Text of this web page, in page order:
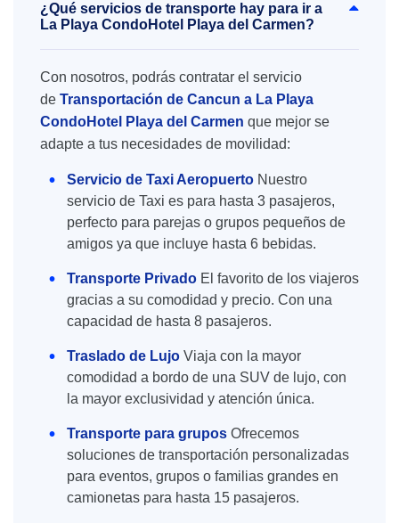
¿Qué servicios de transporte hay para ir a
La Playa CondoHotel Playa del Carmen?
Con nosotros, podrás contratar el servicio
de Transportación de Cancun a La Playa
CondoHotel Playa del Carmen que mejor se
adapte a tus necesidades de movilidad:
Servicio de Taxi Aeropuerto Nuestro
servicio de Taxi es para hasta 3 pasajeros,
perfecto para parejas o grupos pequeños de
amigos ya que incluye hasta 6 bebidas.
Transporte Privado El favorito de los viajeros
gracias a su comodidad y precio. Con una
capacidad de hasta 8 pasajeros.
Traslado de Lujo Viaja con la mayor
comodidad a bordo de una SUV de lujo, con
la mayor exclusividad y atención única.
Transporte para grupos Ofrecemos
soluciones de transportación personalizadas
para eventos, grupos o familias grandes en
camionetas para hasta 15 pasajeros.